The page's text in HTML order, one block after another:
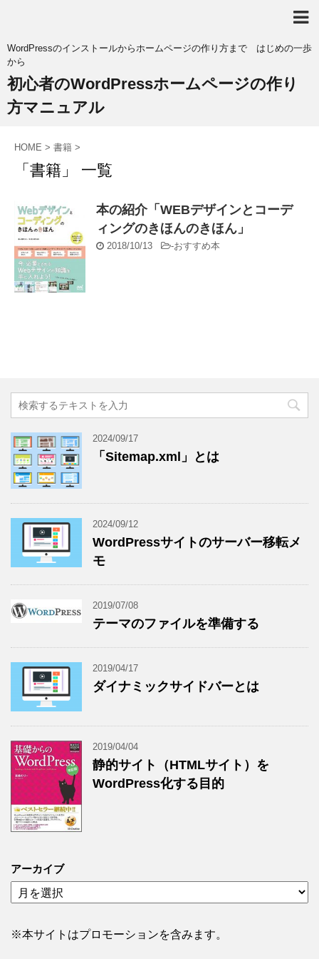
WordPressのインストールからホームページの作り方まで はじめの一歩
から
初心者のWordPressホームページの作り
方マニュアル
HOME > 書籍 >
「書籍」 一覧
本の紹介「WEBデザインとコーデ
ィングのきほんのきほん」
2018/10/13 -おすすめ本
2024/09/17
「Sitemap.xml」とは
2024/09/12
WordPressサイトのサーバー移転メ
モ
2019/07/08
テーマのファイルを準備する
2019/04/17
ダイナミックサイドバーとは
2019/04/04
静的サイト（HTMLサイト）を
WordPress化する目的
アーカイブ
ア
ー
イ
※本サイトはプロモーションを含みます。